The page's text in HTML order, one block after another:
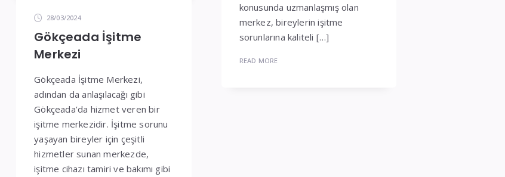
konusunda uzmanlaşmış olan
merkez, bireylerin işitme
sorunlarına kaliteli […]
READ MORE
28/03/2024
Gökçeada İşitme
Merkezi
Gökçeada İşitme Merkezi,
adından da anlaşılacağı gibi
Gökçeada’da hizmet veren bir
işitme merkezidir. İşitme sorunu
yaşayan bireyler için çeşitli
hizmetler sunan merkezde,
işitme cihazı tamiri ve bakımı gibi